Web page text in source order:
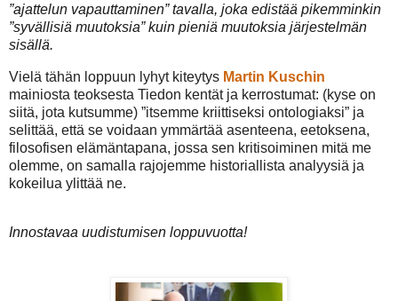
”ajattelun vapauttaminen” tavalla, joka edistää pikemminkin
”syvällisiä muutoksia” kuin pieniä muutoksia järjestelmän
sisällä.
Vielä tähän loppuun lyhyt kiteytys Martin Kuschin
mainiosta teoksesta Tiedon kentät ja kerrostumat: (kyse on
siitä, jota kutsumme) ”itsemme kriittiseksi ontologiaksi” ja
selittää, että se voidaan ymmärtää asenteena, eetoksena,
filosofisen elämäntapana, jossa sen kritisoiminen mitä me
olemme, on samalla rajojemme historiallista analyysiä ja
kokeilua ylittää ne.
Innostavaa uudistumisen loppuvuotta!